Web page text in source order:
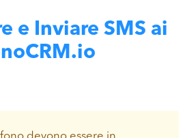
e Inviare SMS ai